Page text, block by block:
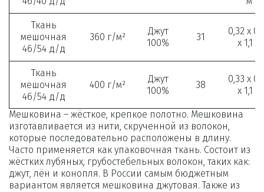
Ткань
мешочная
46/54 д/д
360 г/м²
Джут
100%
31
0,32 x
x 1,1 м
Ткань
мешочная
46/54 д/д
400 г/м²
Джут
100%
38
0,33 x
x 1,1 м
Мешковина – жёсткое, крепкое полотно. Мешковина
изготавливается из нити, скрученной из волокон,
которые последовательно расположены в длину.
Часто применяется как упаковочная ткань. Состоит из
жёстких лубяных, грубостебельных волокон, таких как:
джут, лён и конопля. В России самым бюджетным
вариантом является мешковина джутовая. Также из